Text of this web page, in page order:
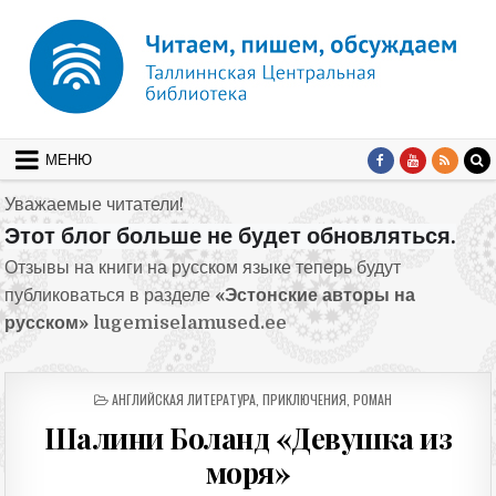
МЕНЮ
Уважаемые читатели!
Этот блог больше не будет обновляться.
Отзывы на книги на русском языке теперь будут
публиковаться в разделе «Эстонские авторы на
русском» lugemiselamused.ee
ОПУБЛИКОВАНО В
АНГЛИЙСКАЯ ЛИТЕРАТУРА, ПРИКЛЮЧЕНИЯ РОМАН
Шалини Боланд «Девушка из
моря»